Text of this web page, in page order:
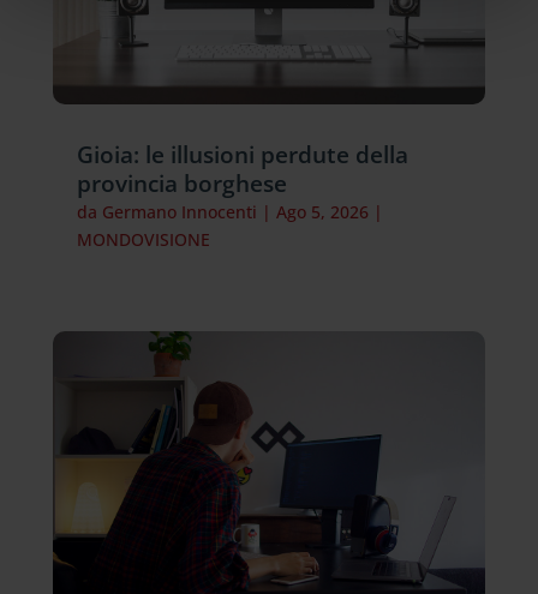
Gioia: le illusioni perdute della
provincia borghese
da Germano Innocenti | Ago 5, 2026 |
MONDOVISIONE